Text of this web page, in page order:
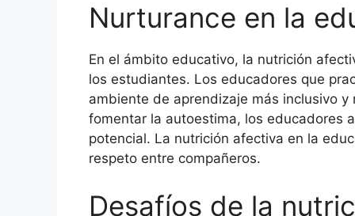
Nurturance en la
En el ámbito educativo, la nutrición
los estudiantes. Los educadores que
ambiente de aprendizaje más inclusivo
fomentar la autoestima, los educadores
potencial. La nutrición afectiva en la
respeto entre compañeros.
Desafíos de la